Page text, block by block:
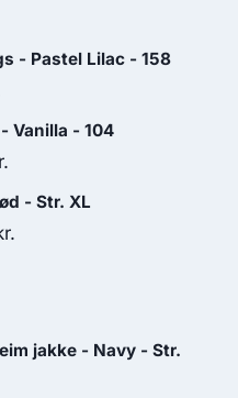
- Pastel Lilac - 158
price
is:
Vanilla - 104
price
is:
- Str. XL
jakke - Navy - Str.